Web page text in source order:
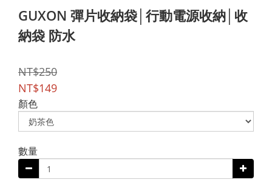
GUXON 彈片收納袋│行動電源收納│收
納袋 防水
NT$250
NT$149
顏色
數量